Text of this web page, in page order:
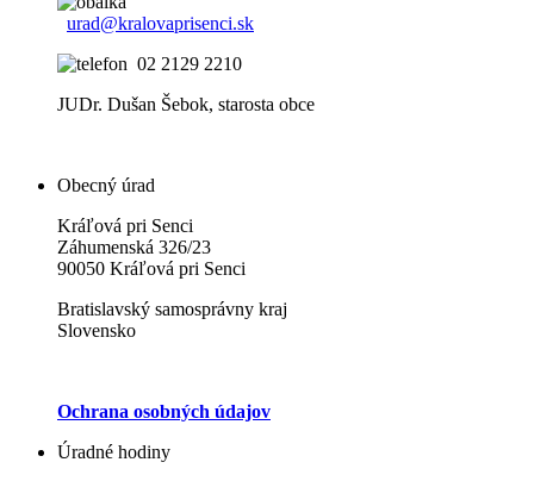
urad@kralovaprisenci.sk
02 2129 2210
JUDr. Dušan Šebok, starosta obce
Obecný úrad
Kráľová pri Senci
Záhumenská 326/23
90050 Kráľová pri Senci
Bratislavský samosprávny kraj
Slovensko
Ochrana osobných údajov
Úradné hodiny